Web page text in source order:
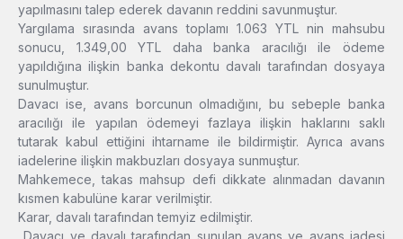
yapılmasını talep ederek davanın reddini savunmuştur.
Yargılama sırasında avans toplamı 1.063 YTL nin mahsubu
sonucu, 1.349,00 YTL daha banka aracılığı ile ödeme
yapıldığına ilişkin banka dekontu davalı tarafından dosyaya
sunulmuştur.
Davacı ise, avans borcunun olmadığını, bu sebeple banka
aracılığı ile yapılan ödemeyi fazlaya ilişkin haklarını saklı
tutarak kabul ettiğini ihtarname ile bildirmiştir. Ayrıca avans
iadelerine ilişkin makbuzları dosyaya sunmuştur.
Mahkemece, takas mahsup defi dikkate alınmadan davanın
kısmen kabulüne karar verilmiştir.
Karar, davalı tarafından temyiz edilmiştir.